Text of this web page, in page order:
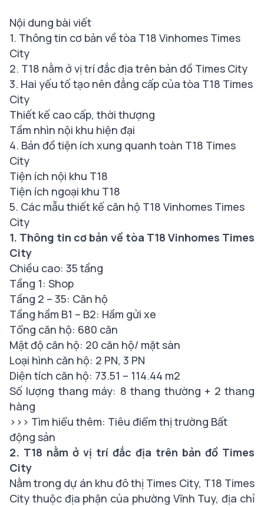
Nội dung bài viết
1. Thông tin cơ bản về tòa T18 Vinhomes Times
City
2. T18 nằm ở vị trí đắc địa trên bản đồ Times City
3. Hai yếu tố tạo nên đẳng cấp của tòa T18 Times
City
Thiết kế cao cấp, thời thượng
Tầm nhìn nội khu hiện đại
4. Bản đồ tiện ích xung quanh toàn T18 Times
City
Tiện ích nội khu T18
Tiện ích ngoại khu T18
5. Các mẫu thiết kế căn hộ T18 Vinhomes Times
City
1. Thông tin cơ bản về tòa T18 Vinhomes Times
City
Chiều cao: 35 tầng
Tầng 1: Shop
Tầng 2 – 35: Căn hộ
Tầng hầm B1 – B2: Hầm gửi xe
Tổng căn hộ: 680 căn
Mật độ căn hộ: 20 căn hộ/ mặt sàn
Loại hình căn hộ: 2 PN, 3 PN
Diện tích căn hộ: 73.51 – 114.44 m2
Số lượng thang máy: 8 thang thường + 2 thang
hàng
>>> Tìm hiểu thêm: Tiêu điểm thị trường Bất
động sản
2. T18 nằm ở vị trí đắc địa trên bản đồ Times
City
Nằm trong dự án khu đô thị Times City, T18 Times
City thuộc địa phận của phường Vĩnh Tuy, địa chỉ